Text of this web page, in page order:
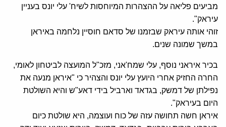
מביעים פליאה על ההצהרות המיוחסות לשיח' עלי יונס בעניין
עיראק".
זוהי אותה עיראק שבזמנו של סדאם חוסיין נלחמה באיראן
במשך שמונה שנים.
בכיר איראני נוסף, עלי שמח'אני, מזכ"ל המועצה לביטחון לאומי,
החרה החזיק אחרי היועץ עלי יונס והצהיר כי "איראן מנעה את
נפילתן של דמשק, בגדאד וארביל בידי דאע"ש והיא השולטת
היום בעיראק".
איראן חשה תחושה עזה של כוח ועוצמה, היא שולטת כיום